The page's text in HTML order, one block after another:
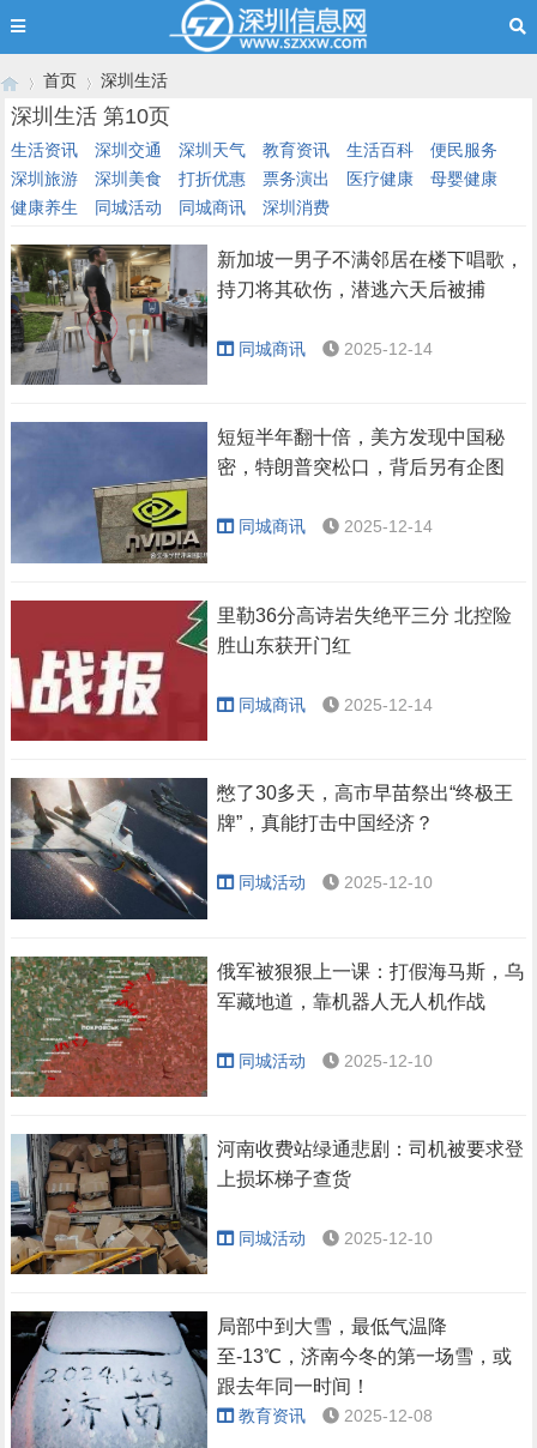
›
首页
›
深圳生活
深圳生活 第10页
生活资讯 深圳交通 深圳天气 教育资讯 生活百科
便民服务
深圳旅游
深圳美食 打折优惠 票务演出 医疗健康
母婴健康
健康养生
同城活动 同城商讯 深圳消费
新加坡一男子不满邻居在楼下唱歌，
持刀将其砍伤，潜逃六天后被捕
同城商讯 2025-12-14
短短半年翻十倍，美方发现中国秘
密，特朗普突松口，背后另有企图
同城商讯 2025-12-14
里勒36分高诗岩失绝平三分 北控险
胜山东获开门红
同城商讯 2025-12-14
憋了30多天，高市早苗祭出“终极王
牌”，真能打击中国经济？
同城活动 2025-12-10
俄军被狠狠上一课：打假海马斯，乌
军藏地道，靠机器人无人机作战
同城活动 2025-12-10
河南收费站绿通悲剧：司机被要求登
上损坏梯子查货
同城活动 2025-12-10
局部中到大雪，最低气温降
至-13℃，济南今冬的第一场雪，或
跟去年同一时间！
教育资讯 2025-12-08